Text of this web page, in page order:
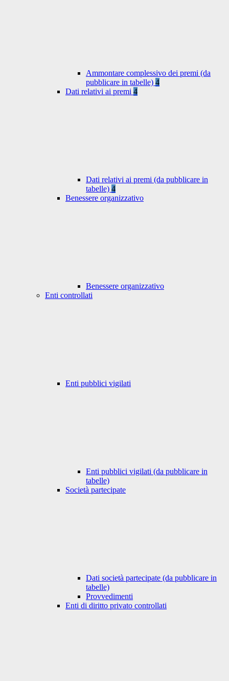
Ammontare complessivo dei premi (da
pubblicare in tabelle) 4
Dati relativi ai premi 4
Dati relativi ai premi (da pubblicare in
tabelle) 4
Benessere organizzativo
Benessere organizzativo
Enti controllati
Enti pubblici vigilati
Enti pubblici vigilati (da pubblicare in
tabelle)
Società partecipate
Dati società partecipate (da pubblicare in
tabelle)
Provvedimenti
Enti di diritto privato controllati